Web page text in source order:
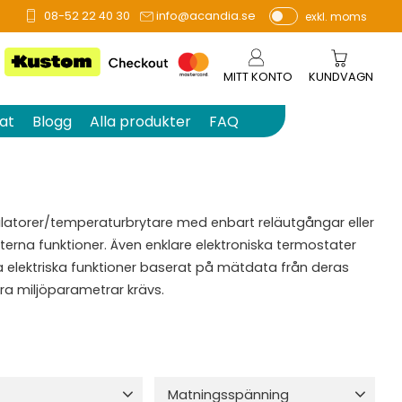
08-52 22 40 30 info@acandia.se
P
e
r
vi
exkl. moms
MITT KONTO KUNDVAGN
Blogg Alla produkter FAQ
temperaturbrytare med enbart reläutgångar eller
funktioner. Även enklare elektroniska termostater
funktioner baserat på mätdata från deras
miljöparametrar krävs.
Matningsspänning